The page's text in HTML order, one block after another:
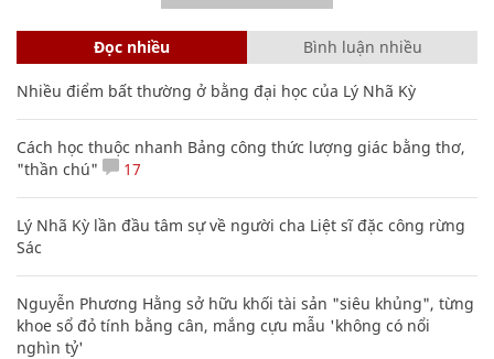
Đọc nhiều Bình luận nhiều
Nhiều điểm bất thường ở bằng đại học của Lý Nhã Kỳ
Cách học thuộc nhanh Bảng công thức lượng giác bằng thơ,
"thần chú"
17
Lý Nhã Kỳ lần đầu tâm sự về người cha Liệt sĩ đặc công rừng
Sác
Nguyễn Phương Hằng sở hữu khối tài sản "siêu khủng", từng
khoe sổ đỏ tính bằng cân, mắng cựu mẫu 'không có nổi
nghìn tỷ'